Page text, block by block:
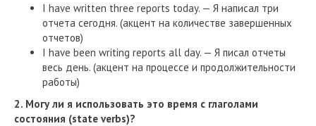
I have written three reports today. — Я написал три
отчета сегодня. (акцент на количестве завершенных
отчетов)
I have been writing reports all day. — Я писал отчеты
весь день. (акцент на процессе и продолжительности
работы)
2. Могу ли я использовать это время с глаголами
состояния (state verbs)?